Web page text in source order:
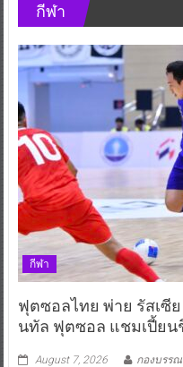
กีฬา
กีฬา
ฟุตซอลไทย พ่าย รัสเซี
นทัล ฟุตซอล แชมเปี้ยน
August 7, 2026 กองบรร